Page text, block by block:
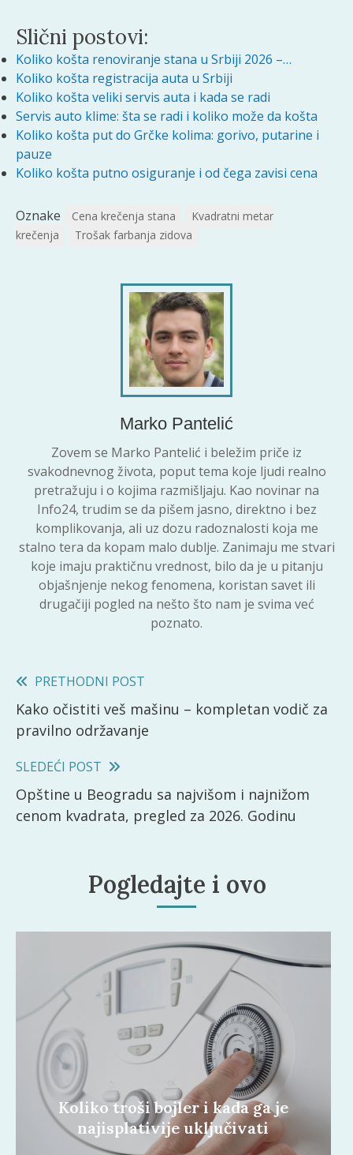
Slični postovi:
Koliko košta renoviranje stana u Srbiji 2026 –…
Koliko košta registracija auta u Srbiji
Koliko košta veliki servis auta i kada se radi
Servis auto klime: šta se radi i koliko može da košta
Koliko košta put do Grčke kolima: gorivo, putarine i
pauze
Koliko košta putno osiguranje i od čega zavisi cena
Oznake Cena krečenja stana
Kvadratni metar
krečenja
Trošak farbanja zidova
Marko Pantelić
Zovem se Marko Pantelić i beležim priče iz
svakodnevnog života, poput tema koje ljudi realno
pretražuju i o kojima razmišljaju. Kao novinar na
Info24, trudim se da pišem jasno, direktno i bez
komplikovanja, ali uz dozu radoznalosti koja me
stalno tera da kopam malo dublje. Zanimaju me stvari
koje imaju praktičnu vrednost, bilo da je u pitanju
objašnjenje nekog fenomena, koristan savet ili
drugačiji pogled na nešto što nam je svima već
poznato.
Read
more
articles
PRETHODNI POST
Kako očistiti veš mašinu – kompletan vodič za
pravilno održavanje
SLEDEĆI POST
Opštine u Beogradu sa najvišom i najnižom
cenom kvadrata, pregled za 2026. Godinu
Pogledajte i ovo
Koliko troši bojler i kada ga je
najisplativije uključivati